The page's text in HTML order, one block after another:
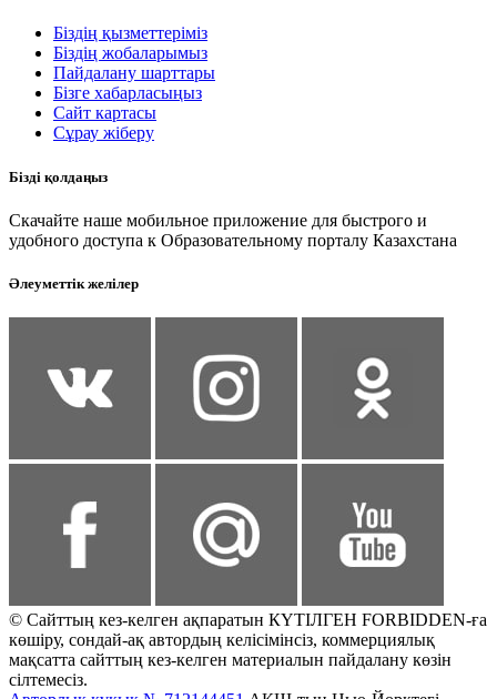
Біздің қызметтеріміз
Біздің жобаларымыз
Пайдалану шарттары
Бізге хабарласыңыз
Сайт картасы
Сұрау жіберу
Бізді қолдаңыз
Скачайте наше мобильное приложение для быстрого и
удобного доступа к Образовательному порталу Казахстана
Әлеуметтік желілер
© Сайттың кез-келген ақпаратын КҮТІЛГЕН FORBIDDEN-ға
көшіру, сондай-ақ автордың келісімінсіз, коммерциялық
мақсатта сайттың кез-келген материалын пайдалану көзін
сілтемесіз.